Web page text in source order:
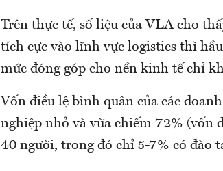
Trên thực tế, số liệu của VLA cho
tích cực vào lĩnh vực logistics thì
mức đóng góp cho nền kinh tế chỉ
Vốn điều lệ bình quân của các
nghiệp nhỏ và vừa chiếm 72% (vốn
40 người, trong đó chỉ 5-7% có đào